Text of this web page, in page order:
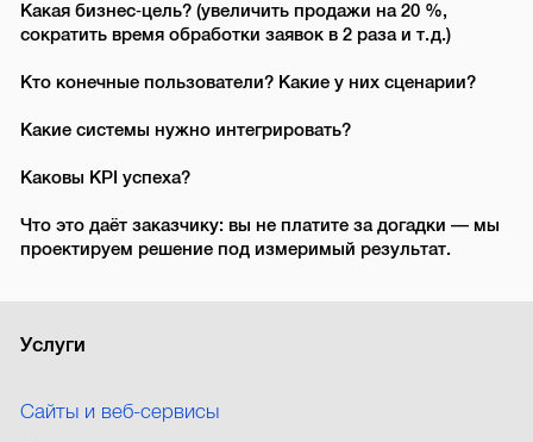
Какая бизнес‑цель? (увеличить продажи на 20 %,
сократить время обработки заявок в 2 раза и т. д.)
Кто конечные пользователи? Какие у них сценарии?
Какие системы нужно интегрировать?
Каковы KPI успеха?
Что это даёт заказчику: вы не платите за догадки — мы
проектируем решение под измеримый результат.
Услуги
Сайты и веб-сервисы